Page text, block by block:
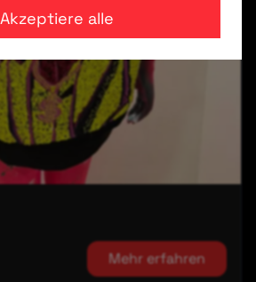
Mehr erfahren
Akzeptiere alle